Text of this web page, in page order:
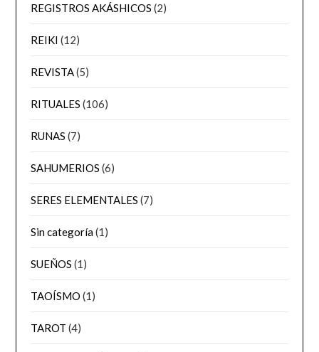
REGISTROS AKÁSHICOS (2)
REIKI (12)
REVISTA(5)
RITUALES (106)
RUNAS (7)
SAHUMERIOS (6)
SERES ELEMENTALES (7)
Sin categoría(1)
SUEÑOS (1)
TAOÍSMO (1)
TAROT (4)